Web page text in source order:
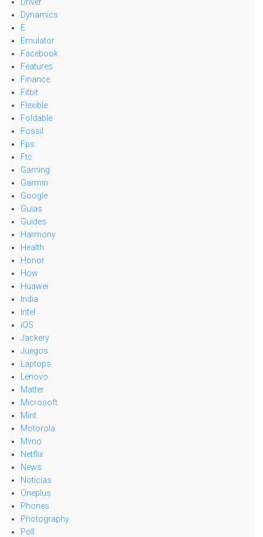
Driver
Dynamics
E
Emulator
Facebook
Features
Finance
Fitbit
Flexible
Foldable
Fossil
Fps
Ftc
Gaming
Garmin
Google
Guias
Guides
Harmony
Health
Honor
How
Huawei
India
Intel
iOS
Jackery
Juegos
Laptops
Lenovo
Matter
Microsoft
Mint
Motorola
Mvno
Netflix
News
Noticias
Oneplus
Phones
Photography
Poll